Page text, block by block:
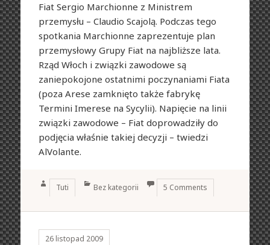
Fiat Sergio Marchionne z Ministrem
przemysłu – Claudio Scajolą. Podczas tego
spotkania Marchionne zaprezentuje plan
przemysłowy Grupy Fiat na najbliższe lata.
Rząd Włoch i związki zawodowe są
zaniepokojone ostatnimi poczynaniami Fiata
(poza Arese zamknięto także fabrykę
Termini Imerese na Sycylii). Napięcie na linii
związki zawodowe – Fiat doprowadziły do
podjęcia właśnie takiej decyzji – twiedzi
AlVolante.
Author
Tuti Categories
Bez kategorii 5 Comments
26 listopad 2009